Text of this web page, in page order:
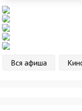
Вся афиша